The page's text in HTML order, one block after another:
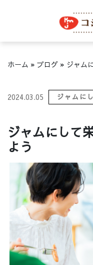
ホーム » ブログ » ジャム
2024.03.05 ジャムに
ジャムにして
よう